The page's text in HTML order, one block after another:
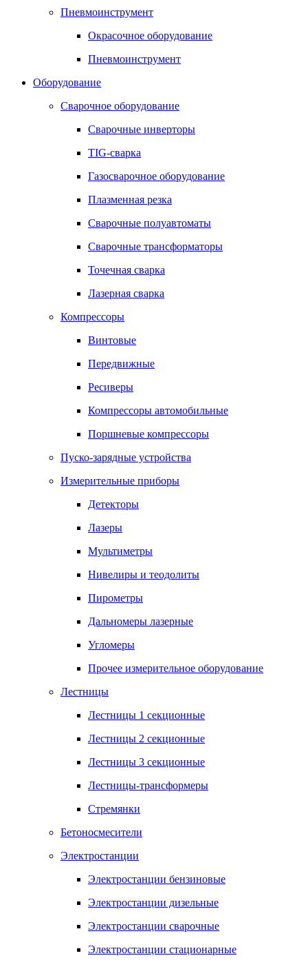
Пневмоинструмент
Окрасочное оборудование
Пневмоинструмент
Оборудование
Сварочное оборудование
Сварочные инверторы
TIG-сварка
Газосварочное оборудование
Плазменная резка
Сварочные полуавтоматы
Сварочные трансформаторы
Точечная сварка
Лазерная сварка
Компрессоры
Винтовые
Передвижные
Ресиверы
Компрессоры автомобильные
Поршневые компрессоры
Пуско-зарядные устройства
Измерительные приборы
Детекторы
Лазеры
Мультиметры
Нивелиры и теодолиты
Пирометры
Дальномеры лазерные
Угломеры
Прочее измерительное оборудование
Лестницы
Лестницы 1 секционные
Лестницы 2 секционные
Лестницы 3 секционные
Лестницы-трансформеры
Стремянки
Бетоносмесители
Электростанции
Электростанции бензиновые
Электростанции дизельные
Электростанции сварочные
Электростанции стационарные